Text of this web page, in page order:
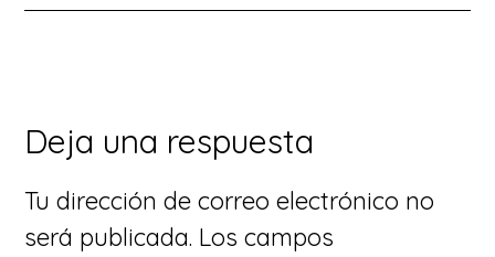
Deja una respuesta
Tu dirección de correo electrónico no
será publicada. Los campos